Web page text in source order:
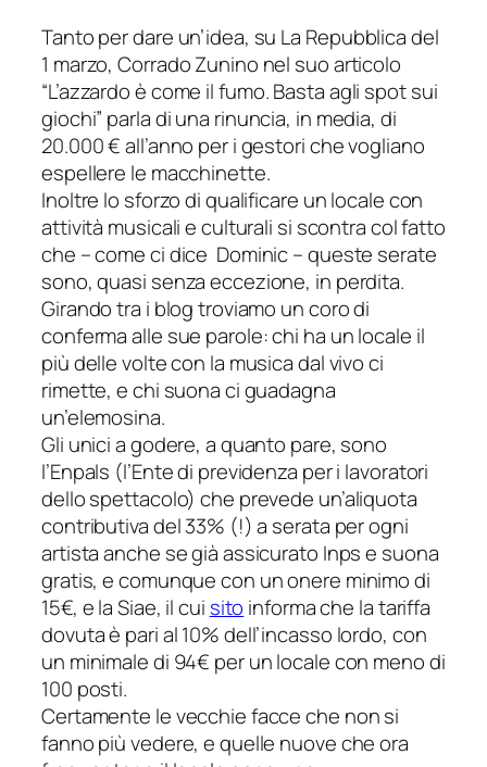
Tanto per dare un’idea, su La Repubblicadel
1 marzo, Corrado Zunino nel suo articolo
“L’azzardo è come il fumo. Basta agli spot sui
giochi” parla di una rinuncia, in media, di
20.000 € all’anno per i gestori che vogliano
espellere le macchinette.
Inoltre lo sforzo di qualificare un locale con
attività musicali e culturali si scontra col fatto
che – come ci dice Dominic – queste serate
sono, quasi senza eccezione, in perdita.
Girando tra i blog troviamo un coro di
conferma alle sue parole: chi ha un locale il
più delle volte con la musica dal vivo ci
rimette, e chi suona ci guadagna
un’elemosina.
Gli unici a godere, a quanto pare, sono
l’Enpals (l’Ente di previdenza per i lavoratori
dello spettacolo) che prevede un’aliquota
contributiva del 33% (!) a serata per ogni
artista anche se già assicurato Inps e suona
gratis, e comunque con un onere minimo di
15€, e la Siae, il cui sito informa che la tariffa
dovuta è pari al 10% dell’incasso lordo, con
un minimale di 94€ per un locale con meno di
100 posti.
Certamente le vecchie facce che non si
fanno più vedere, e quelle nuove che ora